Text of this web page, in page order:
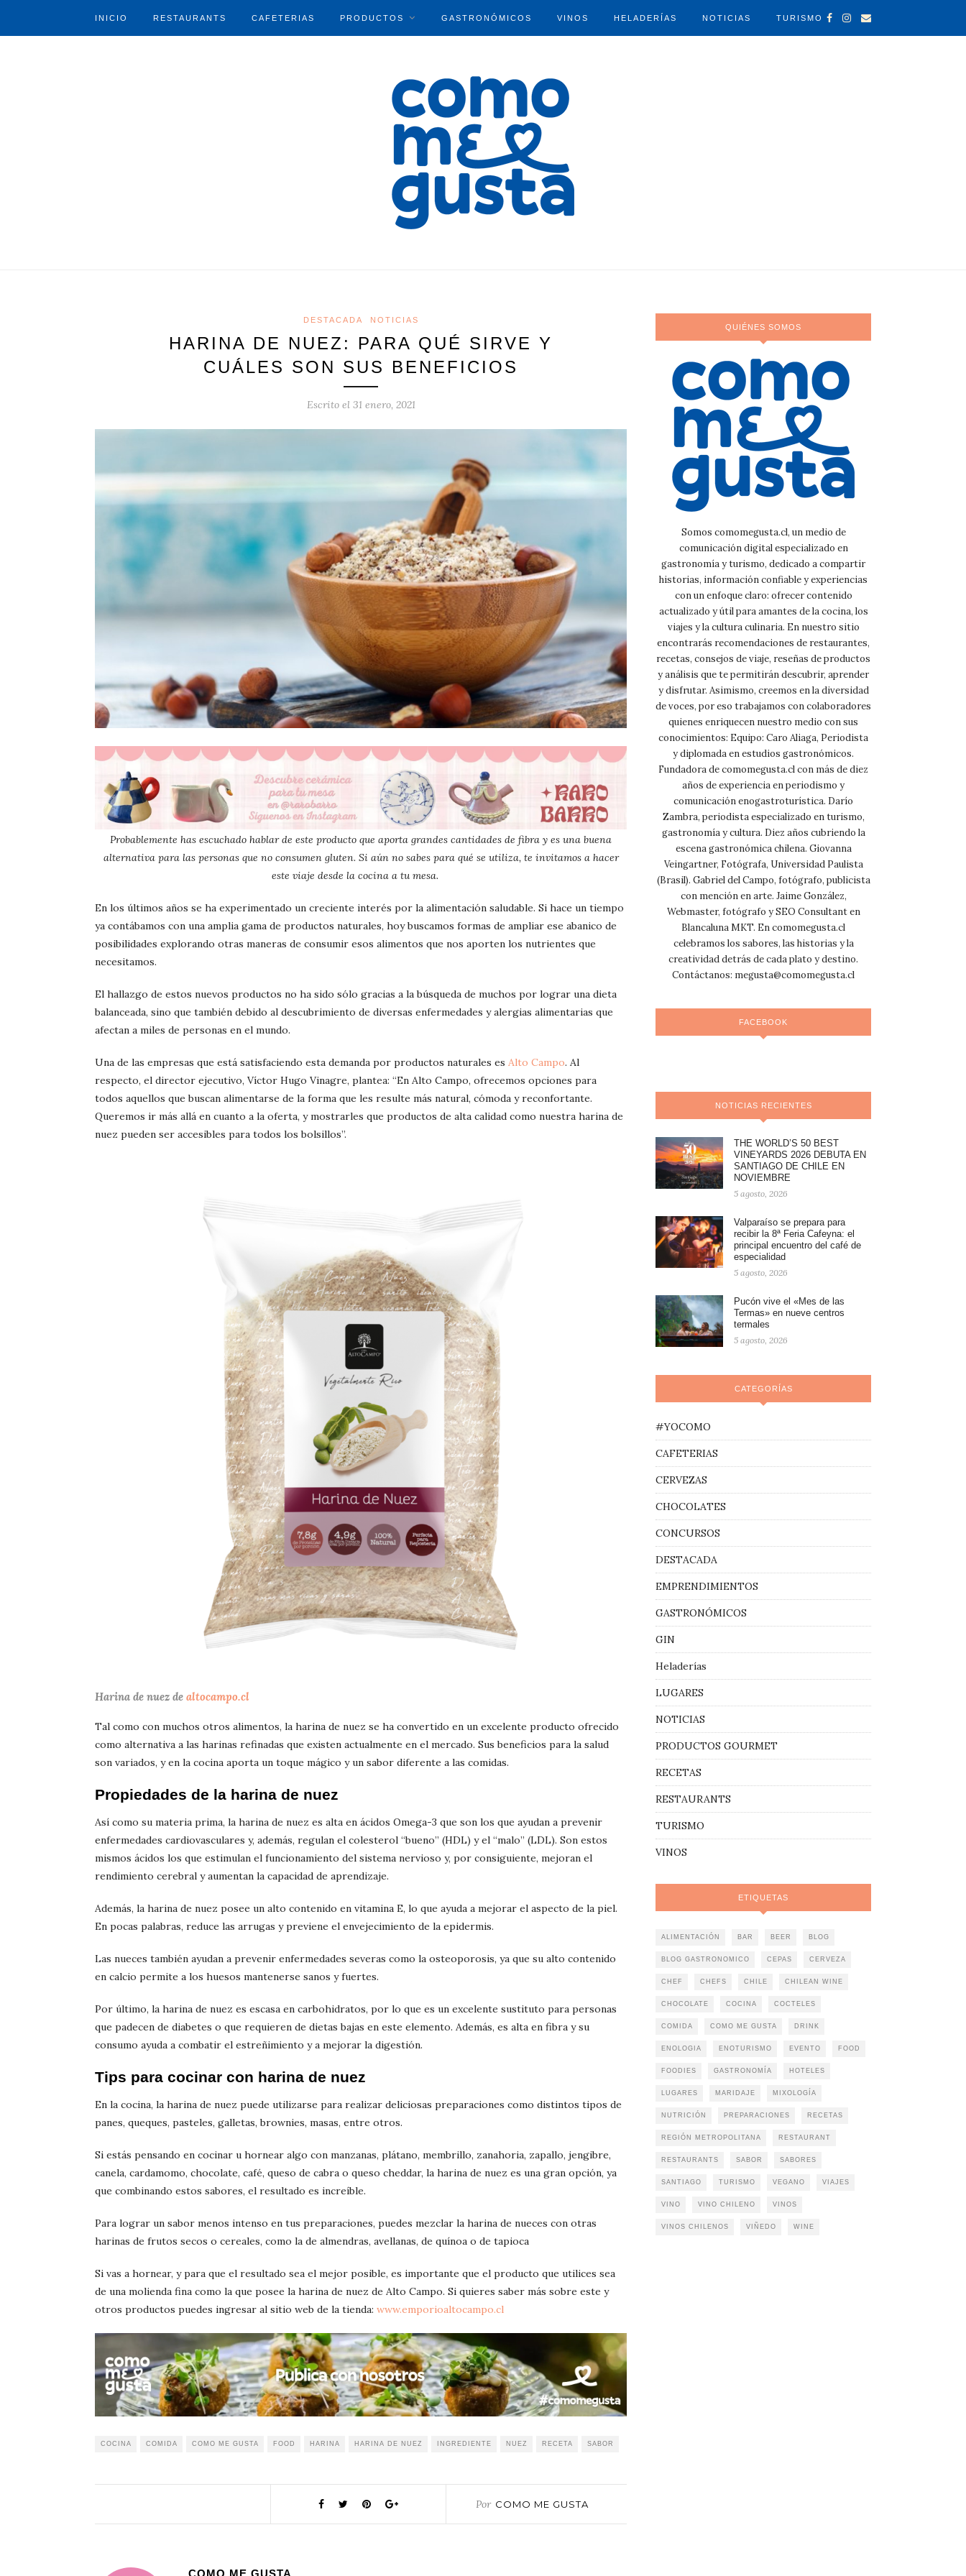
INICIO RESTAURANTS CAFETERIAS PRODUCTOS GASTRONÓMICOS VINOS HELADERÍAS NOTICIAS TURISMO
DESTACADA NOTICIAS
HARINA DE NUEZ: PARA QUÉ SIRVE Y
CUÁLES SON SUS BENEFICIOS
Escrito el 31 enero, 2021
Probablemente has escuchado hablar de este producto que aporta grandes cantidades de fibra y es una buena
alternativa para las personas que no consumen gluten. Si aún no sabes para qué se utiliza, te invitamos a hacer
este viaje desde la cocina a tu mesa.
En los últimos años se ha experimentado un creciente interés por la alimentación saludable. Si hace un tiempo
ya contábamos con una amplia gama de productos naturales, hoy buscamos formas de ampliar ese abanico de
posibilidades explorando otras maneras de consumir esos alimentos que nos aporten los nutrientes que
necesitamos.
El hallazgo de estos nuevos productos no ha sido sólo gracias a la búsqueda de muchos por lograr una dieta
balanceada, sino que también debido al descubrimiento de diversas enfermedades y alergias alimentarias que
afectan a miles de personas en el mundo.
Una de las empresas que está satisfaciendo esta demanda por productos naturales es Alto Campo. Al
respecto, el director ejecutivo, Víctor Hugo Vinagre, plantea: “En Alto Campo, ofrecemos opciones para
todos aquellos que buscan alimentarse de la forma que les resulte más natural, cómoda y reconfortante.
Queremos ir más allá en cuanto a la oferta, y mostrarles que productos de alta calidad como nuestra harina de
nuez pueden ser accesibles para todos los bolsillos”.
Harina de nuez de altocampo.cl
Tal como con muchos otros alimentos, la harina de nuez se ha convertido en un excelente producto ofrecido
como alternativa a las harinas refinadas que existen actualmente en el mercado. Sus beneficios para la salud
son variados, y en la cocina aporta un toque mágico y un sabor diferente a las comidas.
Propiedades de la harina de nuez
Así como su materia prima, la harina de nuez es alta en ácidos Omega-3 que son los que ayudan a prevenir
enfermedades cardiovasculares y, además, regulan el colesterol “bueno” (HDL) y el “malo” (LDL). Son estos
mismos ácidos los que estimulan el funcionamiento del sistema nervioso y, por consiguiente, mejoran el
rendimiento cerebral y aumentan la capacidad de aprendizaje.
Además, la harina de nuez posee un alto contenido en vitamina E, lo que ayuda a mejorar el aspecto de la piel.
En pocas palabras, reduce las arrugas y previene el envejecimiento de la epidermis.
Las nueces también ayudan a prevenir enfermedades severas como la osteoporosis, ya que su alto contenido
en calcio permite a los huesos mantenerse sanos y fuertes.
Por último, la harina de nuez es escasa en carbohidratos, por lo que es un excelente sustituto para personas
que padecen de diabetes o que requieren de dietas bajas en este elemento. Además, es alta en fibra y su
consumo ayuda a combatir el estreñimiento y a mejorar la digestión.
Tips para cocinar con harina de nuez
En la cocina, la harina de nuez puede utilizarse para realizar deliciosas preparaciones como distintos tipos de
panes, queques, pasteles, galletas, brownies, masas, entre otros.
Si estás pensando en cocinar u hornear algo con manzanas, plátano, membrillo, zanahoria, zapallo, jengibre,
canela, cardamomo, chocolate, café, queso de cabra o queso cheddar, la harina de nuez es una gran opción, ya
que combinando estos sabores, el resultado es increíble.
Para lograr un sabor menos intenso en tus preparaciones, puedes mezclar la harina de nueces con otras
harinas de frutos secos o cereales, como la de almendras, avellanas, de quínoa o de tapioca
Si vas a hornear, y para que el resultado sea el mejor posible, es importante que el producto que utilices sea
de una molienda fina como la que posee la harina de nuez de Alto Campo. Si quieres saber más sobre este y
otros productos puedes ingresar al sitio web de la tienda: www.emporioaltocampo.cl
COCINA COMIDA COMO ME GUSTA FOOD HARINA HARINA DE NUEZ INGREDIENTE NUEZ RECETA SABOR
Por COMO ME GUSTA
COMO ME GUSTA
QUIÉNES SOMOS
Somos comomegusta.cl, un medio de
comunicación digital especializado en
gastronomía y turismo, dedicado a compartir
historias, información confiable y experiencias
con un enfoque claro: ofrecer contenido
actualizado y útil para amantes de la cocina, los
viajes y la cultura culinaria. En nuestro sitio
encontrarás recomendaciones de restaurantes,
recetas, consejos de viaje, reseñas de productos
y análisis que te permitirán descubrir, aprender
y disfrutar. Asimismo, creemos en la diversidad
de voces, por eso trabajamos con colaboradores
quienes enriquecen nuestro medio con sus
conocimientos: Equipo: Caro Aliaga, Periodista
y diplomada en estudios gastronómicos.
Fundadora de comomegusta.cl con más de diez
años de experiencia en periodismo y
comunicación enogastroturística. Darío
Zambra, periodista especializado en turismo,
gastronomía y cultura. Diez años cubriendo la
escena gastronómica chilena. Giovanna
Veingartner, Fotógrafa, Universidad Paulista
(Brasil). Gabriel del Campo, fotógrafo, publicista
con mención en arte. Jaime González,
Webmaster, fotógrafo y SEO Consultant en
Blancaluna MKT. En comomegusta.cl
celebramos los sabores, las historias y la
creatividad detrás de cada plato y destino.
Contáctanos: megusta@comomegusta.cl
FACEBOOK
NOTICIAS RECIENTES
THE WORLD’S 50 BEST
VINEYARDS 2026 DEBUTA EN
SANTIAGO DE CHILE EN
NOVIEMBRE
5 agosto, 2026
Valparaíso se prepara para
recibir la 8ª Feria Cafeyna: el
principal encuentro del café de
especialidad
5 agosto, 2026
Pucón vive el «Mes de las
Termas» en nueve centros
termales
5 agosto, 2026
CATEGORÍAS
#YOCOMO
CAFETERIAS
CERVEZAS
CHOCOLATES
CONCURSOS
DESTACADA
EMPRENDIMIENTOS
GASTRONÓMICOS
GIN
Heladerías
LUGARES
NOTICIAS
PRODUCTOS GOURMET
RECETAS
RESTAURANTS
TURISMO
VINOS
ETIQUETAS
ALIMENTACIÓN BAR BEER BLOG
BLOG GASTRONOMICO CEPAS CERVEZA
CHEF CHEFS CHILE CHILEAN WINE
CHOCOLATE COCINA COCTELES
COMIDA COMO ME GUSTA DRINK
ENOLOGIA ENOTURISMO EVENTO FOOD
FOODIES GASTRONOMÍA HOTELES
LUGARES MARIDAJE MIXOLOGÍA
NUTRICIÓN PREPARACIONES RECETAS
REGIÓN METROPOLITANA RESTAURANT
RESTAURANTS SABOR SABORES
SANTIAGO TURISMO VEGANO VIAJES
VINO VINO CHILENO VINOS
VINOS CHILENOS VIÑEDO WINE